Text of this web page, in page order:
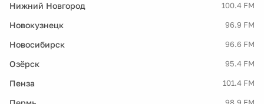
Нижний Новгород 100.4 FM
Новокузнецк 96.9 FM
Новосибирск 96.6 FM
Озёрск 95.4 FM
Пенза 101.4 FM